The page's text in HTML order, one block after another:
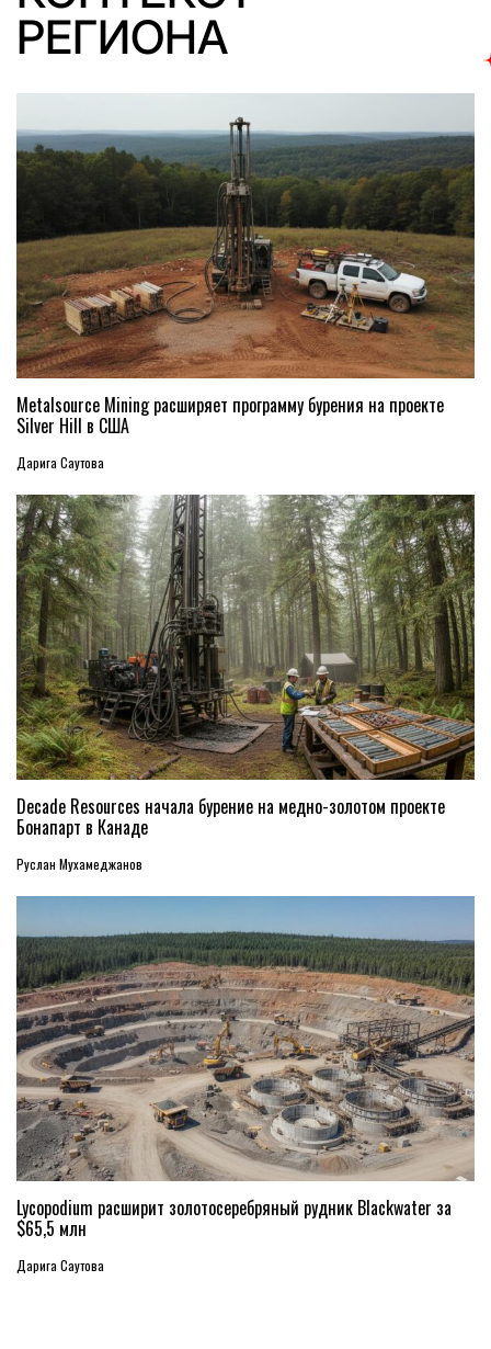
РЕГИОНА
Metalsource Mining расширяет программу бурения на проекте
Silver Hill в США
Дарига Саутова
Decade Resources начала бурение на медно-золотом проекте
Бонапарт в Канаде
Руслан Мухамеджанов
Lycopodium расширит золотосеребряный рудник Blackwater за
$65,5 млн
Дарига Саутова